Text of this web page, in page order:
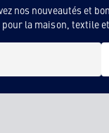
nos nouveautés et
la maison, textile